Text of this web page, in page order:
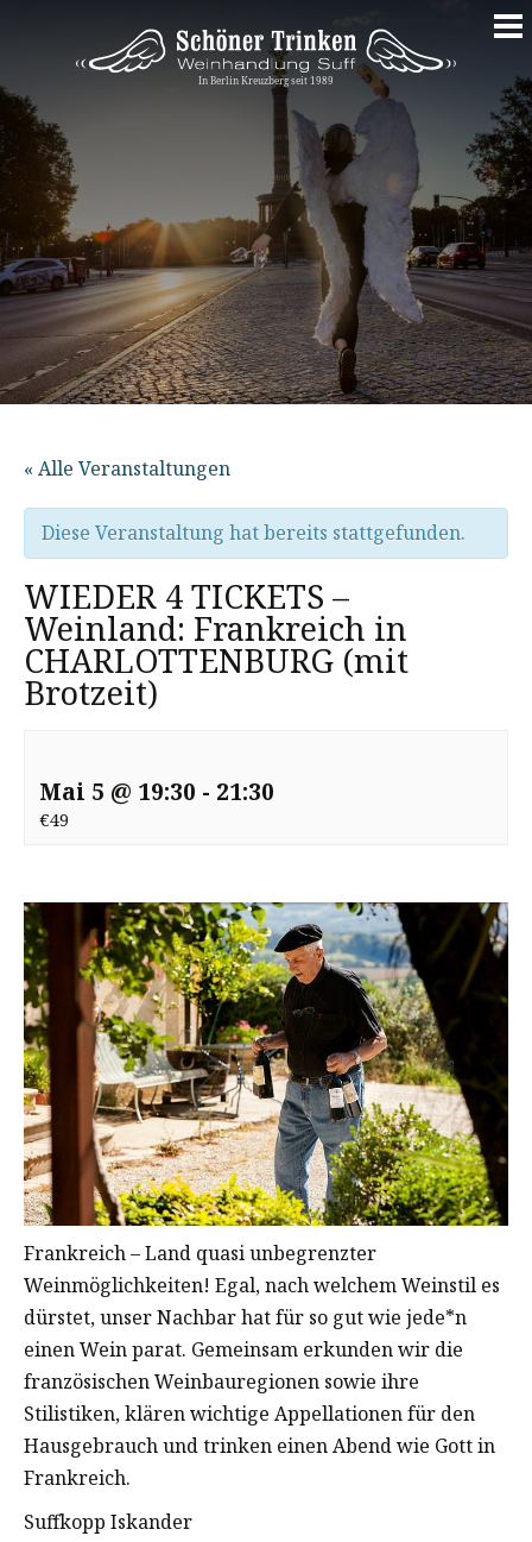
zum
Inhalt
« Alle Veranstaltungen
Diese Veranstaltung hat bereits stattgefunden.
WIEDER 4 TICKETS –
Weinland: Frankreich in
CHARLOTTENBURG (mit
Brotzeit)
Mai 5 @ 19:30 - 21:30
€49
Frankreich – Land quasi unbegrenzter
Weinmöglichkeiten! Egal, nach welchem Weinstil es
dürstet, unser Nachbar hat für so gut wie jede*n
einen Wein parat. Gemeinsam erkunden wir die
französischen Weinbauregionen sowie ihre
Stilistiken, klären wichtige Appellationen für den
Hausgebrauch und trinken einen Abend wie Gott in
Frankreich.
Suffkopp Iskander